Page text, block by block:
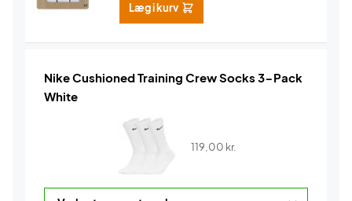
Læg i kurv
Nike Cushioned Training Crew Socks 3-Pack
White
119,00 kr.